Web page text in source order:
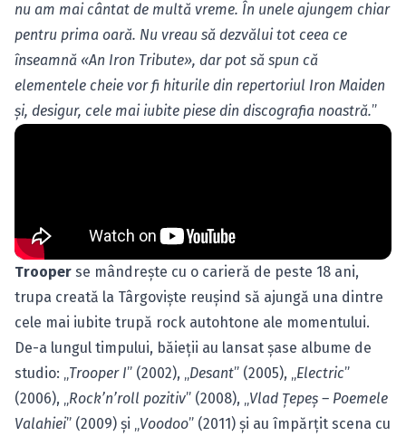
nu am mai cântat de multă vreme. În unele ajungem chiar
pentru prima oară. Nu vreau să dezvălui tot ceea ce
înseamnă «An Iron Tribute», dar pot să spun că
elementele cheie vor fi hiturile din repertoriul Iron Maiden
şi, desigur, cele mai iubite piese din discografia noastră.”
Trooper se mândreşte cu o carieră de peste 18 ani,
trupa creată la Târgovişte reuşind să ajungă una dintre
cele mai iubite trupă rock autohtone ale momentului.
De-a lungul timpului, băieţii au lansat şase albume de
studio: „Trooper I” (2002), „Desant” (2005), „Electric”
(2006), „Rock’n’roll pozitiv” (2008), „Vlad Ţepeş – Poemele
Valahiei” (2009) şi „Voodoo” (2011) şi au împărţit scena cu